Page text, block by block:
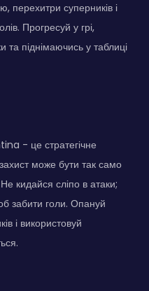
перехитри суперників і
Прогресуй у грі,
та піднімаючись у таблиці
- це стратегічне
може бути так само
кидайся сліпо в атаки;
забити голи. Опануй
і використовуй